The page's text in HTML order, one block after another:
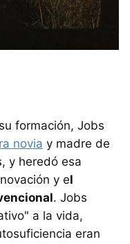
formación, Jobs
novia y madre de
y heredó esa
y el
. Jobs
a la vida,
eran